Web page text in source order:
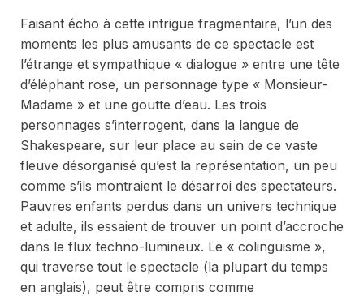
Faisant écho à cette intrigue fragmentaire, l’un des
moments les plus amusants de ce spectacle est
l’étrange et sympathique « dialogue » entre une tête
d’éléphant rose, un personnage type « Monsieur-
Madame » et une goutte d’eau. Les trois
personnages s’interrogent, dans la langue de
Shakespeare, sur leur place au sein de ce vaste
fleuve désorganisé qu’est la représentation, un peu
comme s’ils montraient le désarroi des spectateurs.
Pauvres enfants perdus dans un univers technique
et adulte, ils essaient de trouver un point d’accroche
dans le flux techno-lumineux. Le « colinguisme »,
qui traverse tout le spectacle (la plupart du temps
en anglais), peut être compris comme